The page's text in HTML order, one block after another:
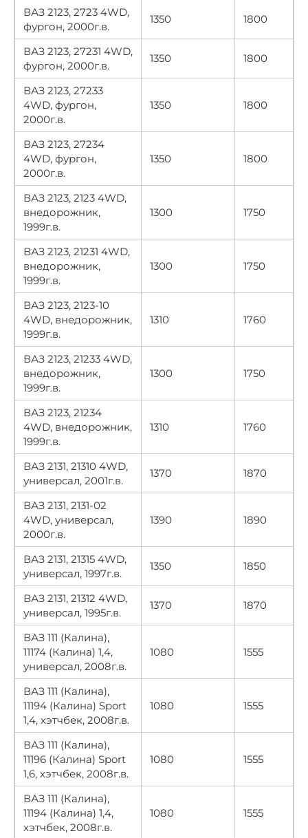
ВАЗ 2123, 2723 4WD,
фургон, 2000г.в.
1350 1800
ВАЗ 2123, 27231 4WD,
фургон, 2000г.в.
1350 1800
ВАЗ 2123, 27233
4WD, фургон,
2000г.в.
1350 1800
ВАЗ 2123, 27234
4WD, фургон,
2000г.в.
1350 1800
ВАЗ 2123, 2123 4WD,
внедорожник,
1999г.в.
1300 1750
ВАЗ 2123, 21231 4WD,
внедорожник,
1999г.в.
1300 1750
ВАЗ 2123, 2123-10
4WD, внедорожник,
1999г.в.
1310 1760
ВАЗ 2123, 21233 4WD,
внедорожник,
1999г.в.
1300 1750
ВАЗ 2123, 21234
4WD, внедорожник,
1999г.в.
1310 1760
ВАЗ 2131, 21310 4WD,
универсал, 2001г.в.
1370 1870
ВАЗ 2131, 2131-02
4WD, универсал,
2000г.в.
1390 1890
ВАЗ 2131, 21315 4WD,
универсал, 1997г.в.
1350 1850
ВАЗ 2131, 21312 4WD,
универсал, 1995г.в.
1370 1870
ВАЗ 111 (Калина),
11174 (Калина) 1,4,
универсал, 2008г.в.
1080 1555
ВАЗ 111 (Калина),
11194 (Калина) Sport
1,4, хэтчбек, 2008г.в.
1080 1555
ВАЗ 111 (Калина),
11196 (Калина) Sport
1,6, хэтчбек, 2008г.в.
1080 1555
ВАЗ 111 (Калина),
11194 (Калина) 1,4,
хэтчбек, 2008г.в.
1080 1555